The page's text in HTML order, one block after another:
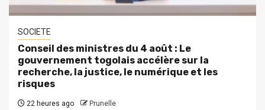
SOCIETE
Conseil des ministres du 4 août : Le
gouvernement togolais accélère sur la
recherche, la justice, le numérique et les
risques
22 heures ago Prunelle